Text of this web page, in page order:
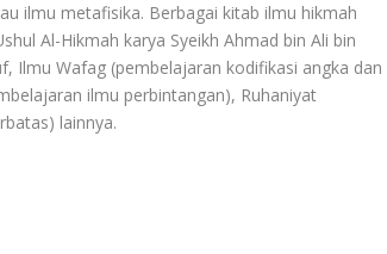
ilmu metafisika. Berbagai kitab ilmu hikmah
Al-Hikmah karya Syeikh Ahmad bin Ali bin
Ilmu Wafag (pembelajaran kodifikasi angka dan
ilmu perbintangan), Ruhaniyat
lainnya.